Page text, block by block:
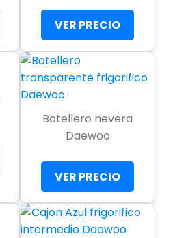
VER PRECIO
Botellero nevera
Daewoo
VER PRECIO